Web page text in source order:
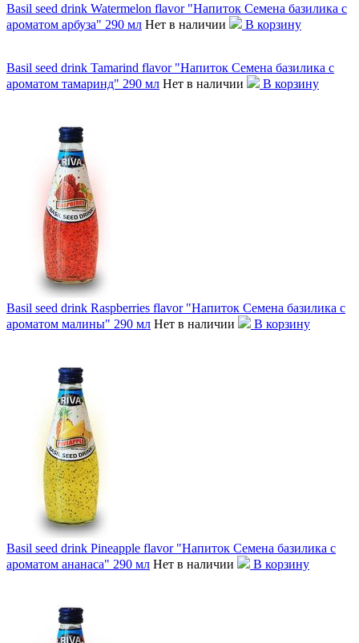
Basil seed drink Watermelon flavor "Напиток Семена базилика с
ароматом арбуза" 290 мл Нет в наличии В корзину
Basil seed drink Tamarind flavor "Напиток Семена базилика с
ароматом тамаринд" 290 мл Нет в наличии В корзину
Basil seed drink Raspberries flavor "Напиток Семена базилика с
ароматом малины" 290 мл Нет в наличии В корзину
Basil seed drink Pineapple flavor "Напиток Семена базилика с
ароматом ананаса" 290 мл Нет в наличии В корзину